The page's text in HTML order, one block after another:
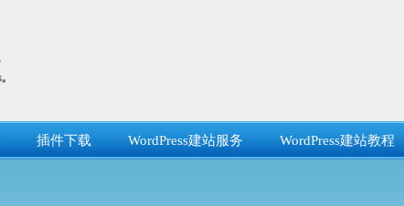
插件下载 WordPress建站服务 WordPress建站教程